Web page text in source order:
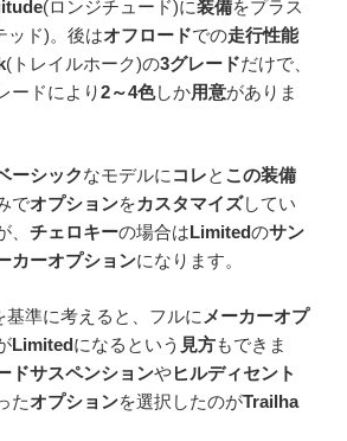
(ロンジチュード)に装備をプラス
ッド)。後はオフロードでの走行性能
(トレイルホーク)の3グレードだけで、
ードにより2～4色しか用意がありま
ーシックなモデルにコレと この装備
でオプションをカスタマイズしてい
、 チェロキーの場合は Limitedのサン
カーオプションになります。
基準に考えると、フルに メーカーオプ
Limitedになるという 見方もできま
ドサスペンションやヒルディセント
たオプションを選択したのがTrailha